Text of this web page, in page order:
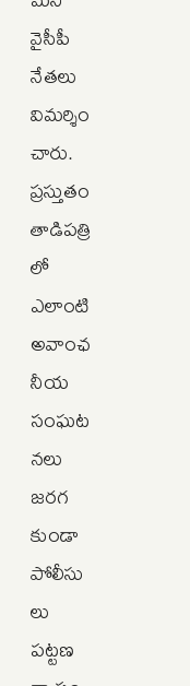
వైసీపీ
నేతలు
విమర్శిం
చారు.
ప్రస్తుతం
తాడిపత్రి
లో
ఎలాంటి
అవాంఛ
నీయ
సంఘట
నలు
జరగ
కుండా
పోలీసు
లు
పట్టణ